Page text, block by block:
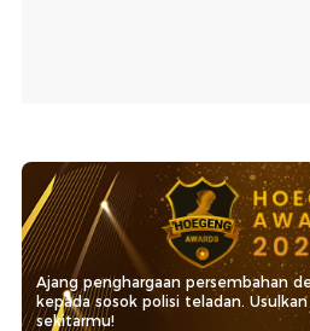
Ajang penghargaan persembahan
kepada sosok polisi teladan.
sekitarmu!